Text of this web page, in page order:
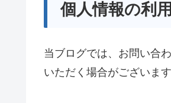
個人情報の利
当ブログでは、お問い合
いただく場合がございます